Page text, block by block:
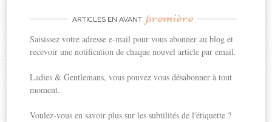
ARTICLES EN AVANT première
Saisissez votre adresse e-mail pour vous abonner au blog et
recevoir une notification de chaque nouvel article par email.
Ladies & Gentlemans, vous pouvez vous désabonner à tout
moment.
Voulez-vous en savoir plus sur les subtilités de l'étiquette ?